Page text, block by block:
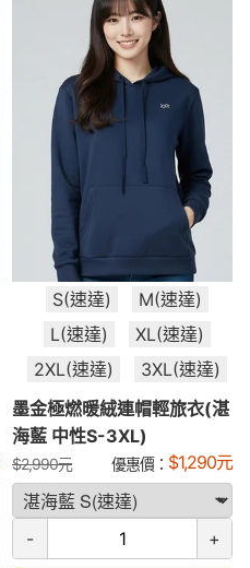
S(速達)
M(速達)
L(速達)
XL(速達)
2XL(速達)
3XL(速達)
墨金極燃暖絨連帽輕旅衣(湛
海藍 中性S-3XL)
$2,990元 優惠價： $1,290元
- +